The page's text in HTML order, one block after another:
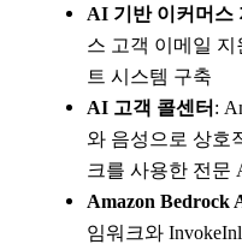
AI 기반 이커머스
스 고객 이메일
트 시스템 구축
AI 고객 콜센터:
와 음성으로 상호
크를 사용한 전문
Amazon Bedrock
임워크와